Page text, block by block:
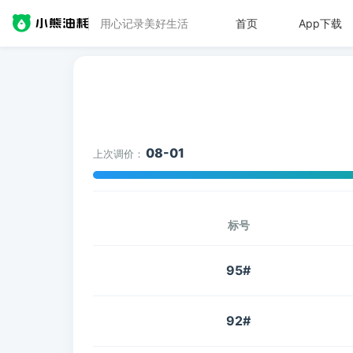
用心记录美好生活 首页 App下载
上次调价： 08-01
标号
95#
92#